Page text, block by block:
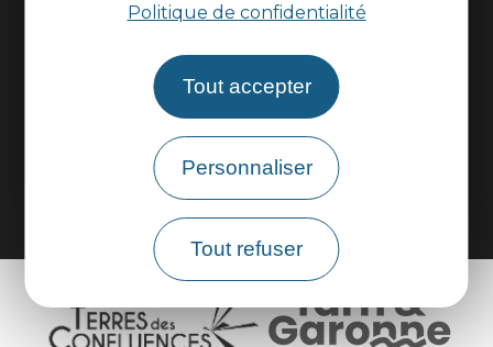
Politique de confidentialité
Tout accepter
Personnaliser
Tout refuser
Espace pros
Espace groupes
Brochures